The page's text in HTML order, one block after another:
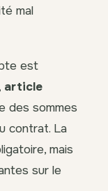
mal
est
article
des sommes
contrat. La
mais
sur le